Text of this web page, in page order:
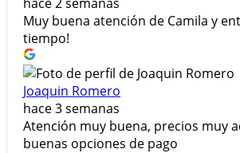
Muy buena atención de Camila y
tiempo!
Joaquin Romero
hace 3 semanas
Atención muy buena, precios muy
buenas opciones de pago